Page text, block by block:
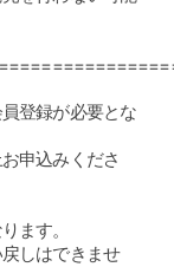
登録が必要とな
申込みくださ
ます。
しはできませ